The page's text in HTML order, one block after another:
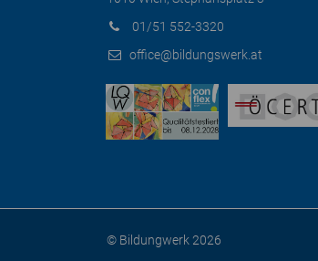
01/51 552-3320
office@bildungswerk.at
© Bildungwerk 2026